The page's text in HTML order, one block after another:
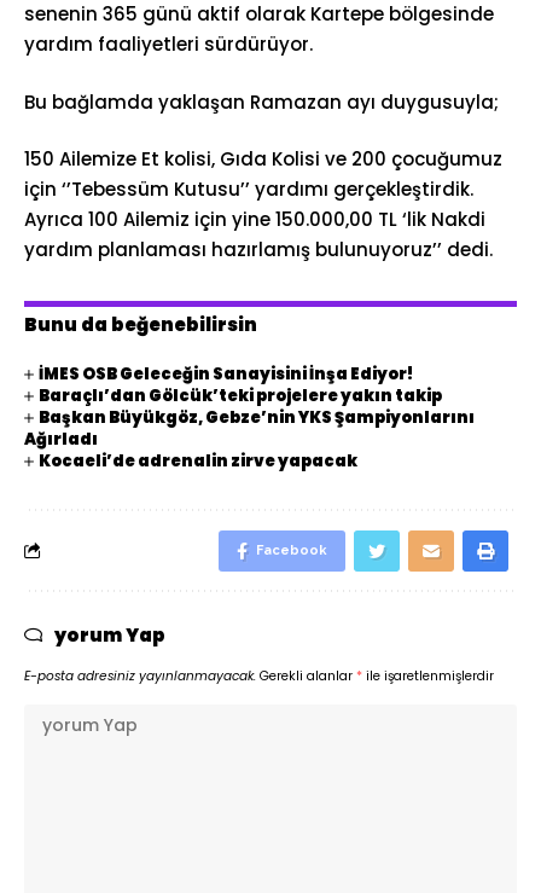
senenin 365 günü aktif olarak Kartepe bölgesinde
yardım faaliyetleri sürdürüyor.
Bu bağlamda yaklaşan Ramazan ayı duygusuyla;
150 Ailemize Et kolisi, Gıda Kolisi ve 200 çocuğumuz
için ‘’Tebessüm Kutusu’’ yardımı gerçekleştirdik.
Ayrıca 100 Ailemiz için yine 150.000,00 TL ‘lik Nakdi
yardım planlaması hazırlamış bulunuyoruz’’ dedi.
Bunu da beğenebilirsin
İMES OSB Geleceğin Sanayisini İnşa Ediyor!
Baraçlı’dan Gölcük’teki projelere yakın takip
Başkan Büyükgöz, Gebze’nin YKS Şampiyonlarını
Ağırladı
Kocaeli’de adrenalin zirve yapacak
Facebook
yorum Yap
E-posta adresiniz yayınlanmayacak. Gerekli alanlar * ile işaretlenmişlerdir